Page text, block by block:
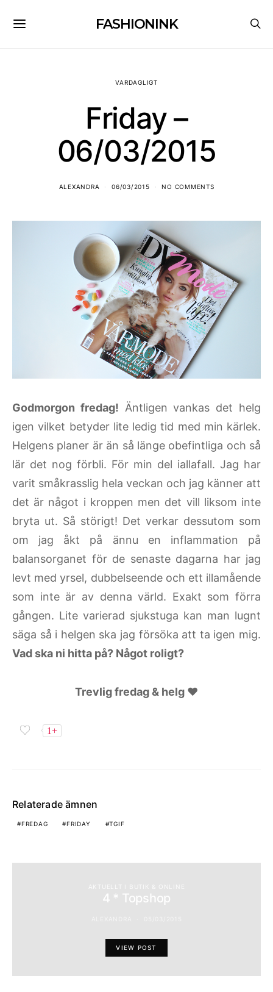
FASHIONINK
VARDAGLIGT
Friday –
06/03/2015
ALEXANDRA 06/03/2015 NO COMMENTS
Godmorgon fredag! Äntligen vankas det helg
igen vilket betyder lite ledig tid med min kärlek.
Helgens planer är än så länge obefintliga och så
lär det nog förbli. För min del iallafall. Jag har
varit småkrasslig hela veckan och jag känner att
det är något i kroppen men det vill liksom inte
bryta ut. Så störigt! Det verkar dessutom som
om jag åkt på ännu en inflammation på
balansorganet för de senaste dagarna har jag
levt med yrsel, dubbelseende och ett illamående
som inte är av denna värld. Exakt som förra
gången. Lite varierad sjukstuga kan man lugnt
säga så i helgen ska jag försöka att ta igen mig.
Vad ska ni hitta på? Något roligt?
Trevlig fredag & helg ♥
1+
Relaterade ämnen
FREDAG FRIDAY TGIF
AKTUELLT I BUTIK & ONLINE
4 * Topshop
VIEW POST